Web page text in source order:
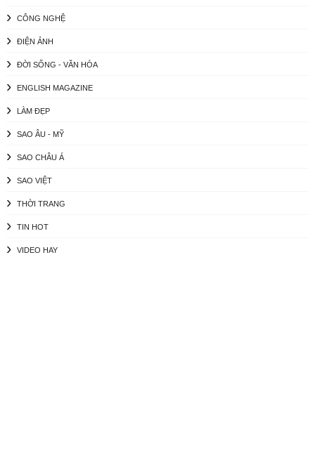
CÔNG NGHỆ
ĐIỆN ẢNH
ĐỜI SỐNG - VĂN HÓA
ENGLISH MAGAZINE
LÀM ĐẸP
SAO ÂU - MỸ
SAO CHÂU Á
SAO VIỆT
THỜI TRANG
TIN HOT
VIDEO HAY